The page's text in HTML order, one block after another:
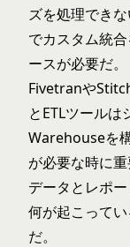
ズを処理でき
でカスタム統
ースが必要だ。
Fivetranや
とETLツール
Warehouseを
が必要な時に重
データとレポ
何が起こって
だ。